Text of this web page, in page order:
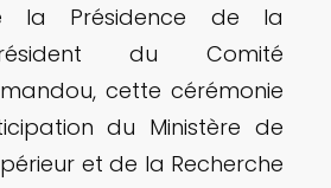
la Présidence de la
du Comité
cette cérémonie
du Ministère de
et de la Recherche